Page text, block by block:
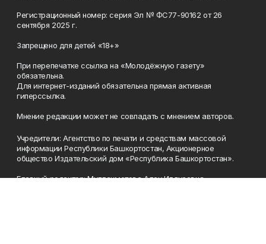
Регистрационный номер: серия Эл № ФС77-90162 от 26
сентября 2025 г.
Запрещено для детей «18+»
При перепечатке ссылка на «Молодёжную газету»
обязательна.
Для интернет-изданий обязательна прямая активная
гиперссылка.
Мнение редакции может не совпадать с мнением авторов.
Учредители: Агентство по печати и средствам массовой
информации Республики Башкортостан, Акционерное
общество Издательский дом «Республика Башкортостан».
Главный редактор: Муллахметова Алсу Илдусовна.